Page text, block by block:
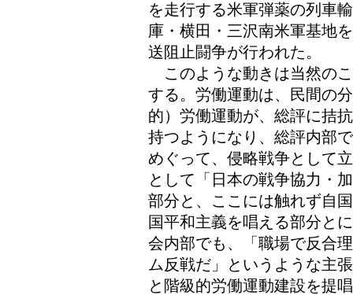
を走行する米軍弾薬の列車
庫・横田・三沢南米軍基地
送阻止闘争が行われた。
このような動きは当然の
する。労働運動は、民間の
的）労働運動が、総評に拮
持つようになり、総評内部
めぐって、侵略戦争として
として「日本の戦争協力・
部分と、ここには触れず自
国平和主義を唱える部分と
会内部でも、「職場で反合
ム反戦だ」というような主
と階級的労働運動建設を提